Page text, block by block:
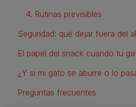
4. Rutinas previsibles
Seguridad: qué dejar fuera del
El papel del snack cuando tu
¿Y si mi gato se aburre o lo
Preguntas frecuentes